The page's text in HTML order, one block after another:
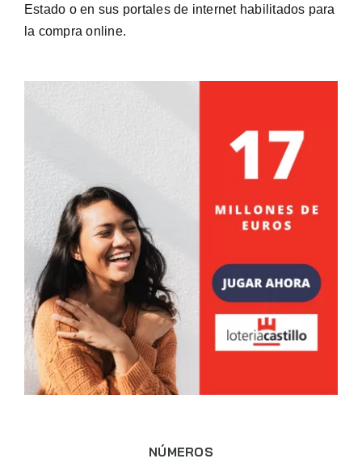
Estado o en sus portales de internet habilitados para
la compra online.
NÚMEROS